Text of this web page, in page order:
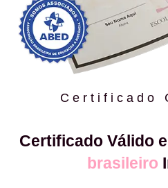
Certificado
Certificado Válido
brasileiro